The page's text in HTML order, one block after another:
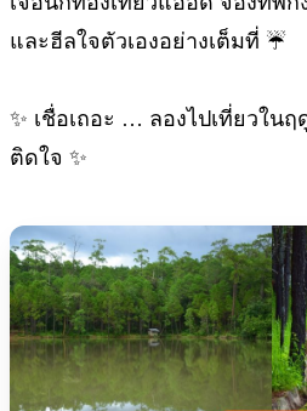
และฮีลใจตัวเองอย่างเต็มที่ ☔️
✨ เชื่อเถอะ … ลองไปเที่ยวใน
ติดใจ ✨